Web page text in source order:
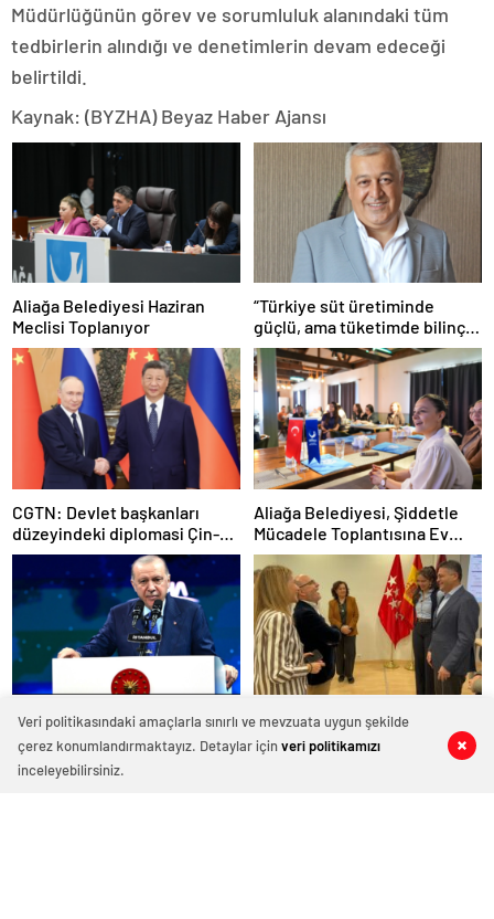
0 0
0 0
0 0
Müdürlüğünün görev ve sorumluluk alanındaki tüm
tedbirlerin alındığı ve denetimlerin devam edeceği
belirtildi.
Kaynak: (BYZHA) Beyaz Haber Ajansı
Aliağa Belediyesi Haziran
Meclisi Toplanıyor
“Türkiye süt üretiminde
güçlü, ama tüketimde bilinç
şart”
CGTN: Devlet başkanları
düzeyindeki diplomasi Çin-
Rusya arasındaki büyüyen
ortaklığı güçlendiriyor
Aliağa Belediyesi, Şiddetle
Mücadele Toplantısına Ev
Sahipliği Yaptı
İstanbul’dan Dünyaya Güç
Mesajı: Saha Expo 2026
Rekorlarla Kapılarını Kapattı
Aliağa’nın Sosyal Hizmet
Modeline Madrid’den Yakın İlgi
Veri politikasındaki amaçlarla sınırlı ve mevzuata uygun şekilde
çerez konumlandırmaktayız. Detaylar içinveri politikamızı
inceleyebilirsiniz.